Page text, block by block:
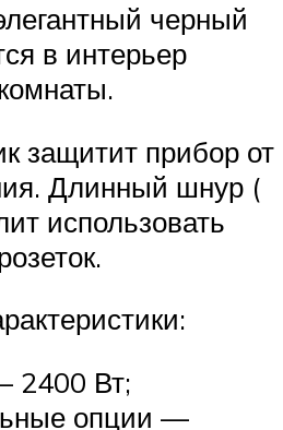
черный
в интерьер
защитит прибор от
Длинный шнур (
использовать
2400 Вт;
опции —